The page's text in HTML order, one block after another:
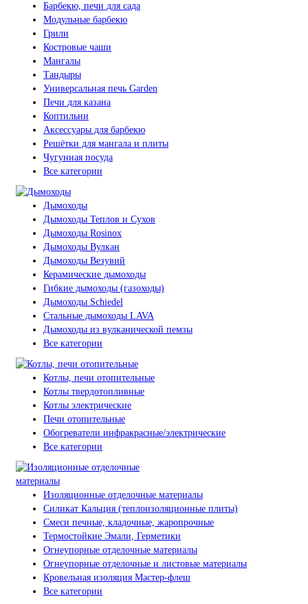
Барбекю, печи для сада
Модульные барбекю
Грили
Костровые чаши
Мангалы
Тандыры
Универсальная печь Garden
Печи для казана
Коптильни
Аксессуары для барбекю
Решётки для мангала и плиты
Чугунная посуда
Все категории
Дымоходы
Дымоходы Теплов и Сухов
Дымоходы Rosinox
Дымоходы Вулкан
Дымоходы Везувий
Керамические дымоходы
Гибкие дымоходы (газоходы)
Дымоходы Schiedel
Стальные дымоходы LAVA
Дымоходы из вулканической пемзы
Все категории
Котлы, печи отопительные
Котлы твердотопливные
Котлы электрические
Печи отопительные
Обогреватели инфракрасные/электрические
Все категории
Изоляционные отделочные материалы
Силикат Кальция (теплоизоляционные плиты)
Смеси печные, кладочные, жаропрочные
Термостойкие Эмали, Герметики
Огнеупорные отделочные материалы
Огнеупорные отделочные и листовые материалы
Кровельная изоляция Мастер-флеш
Все категории